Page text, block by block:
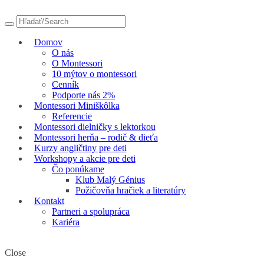
Domov
O nás
O Montessori
10 mýtov o montessori
Cenník
Podporte nás 2%
Montessori Miniškôlka
Referencie
Montessori dielničky s lektorkou
Montessori herňa – rodič & dieťa
Kurzy angličtiny pre deti
Workshopy a akcie pre deti
Čo ponúkame
Klub Malý Génius
Požičovňa hračiek a literatúry
Kontakt
Partneri a spolupráca
Kariéra
Close